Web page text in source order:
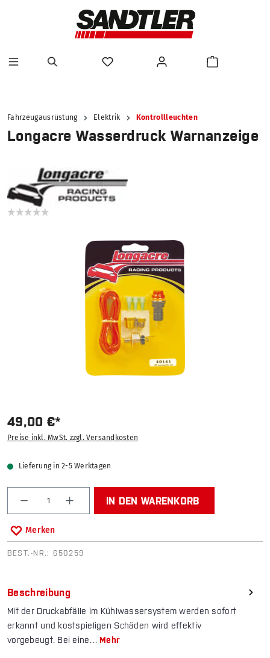
Fahrzeugausrüstung Elektrik Kontrollleuchten
Longacre Wasserdruck Warnanzeige
Bildergalerie überspringen
49,00 €*
Preise inkl. MwSt. zzgl. Versandkosten
Lieferung in 2-5 Werktagen
Produkt Anzahl: Gib den gewünschten Wert ein
IN DEN WARENKORB
Merken
BEST.-NR.: 650259
Beschreibung
Mit der Druckabfälle im Kühlwasser­system werden sofort
erkannt und kostspieligen Schäden wird effektiv
vorgebeugt. Bei eine…Mehr